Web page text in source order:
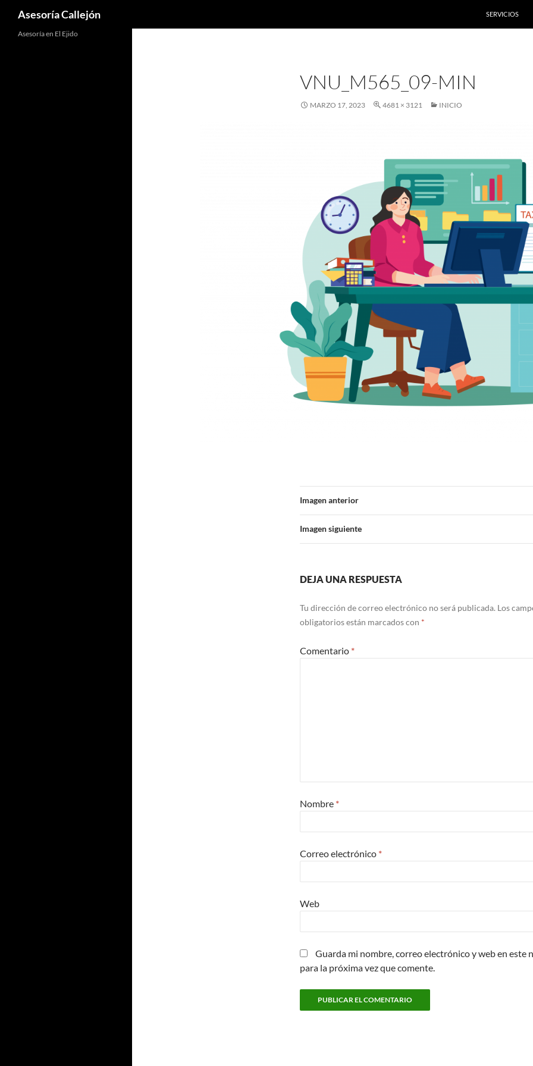
Asesoría Callejón SERVICIOS
VNU_M565_09-MIN
MARZO 17, 2023 4681 × 3121 INICIO
Imagen anterior
Imagen siguiente
DEJA UNA RESPUESTA
Tu dirección de correo electrónico no será publicada. Los
obligatorios están marcados con *
Comentario *
Nombre *
Correo electrónico *
Web
Guarda mi nombre, correo electrónico y web en este
para la próxima vez que comente.
Asesoría en El Ejido